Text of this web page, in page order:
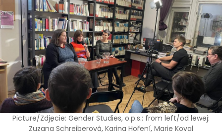
Picture/Zdjęcie: Gender Studies, o.p.s.; from left/od lewej:
Zuzana Schreiberová, Karina Hoření, Marie Koval